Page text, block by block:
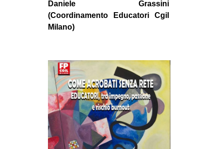
Daniele Grassini
(Coordinamento Educatori Cgil
Milano)